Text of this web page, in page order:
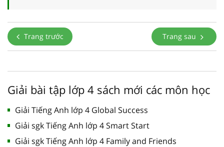
Trang trước Trang sau
Giải bài tập lớp 4 sách mới các môn học
Giải Tiếng Anh lớp 4 Global Success
Giải sgk Tiếng Anh lớp 4 Smart Start
Giải sgk Tiếng Anh lớp 4 Family and Friends